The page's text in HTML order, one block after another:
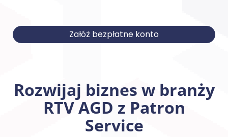
Załóż bezpłatne konto
Rozwijaj biznes w branży
RTV AGD z Patron
Service